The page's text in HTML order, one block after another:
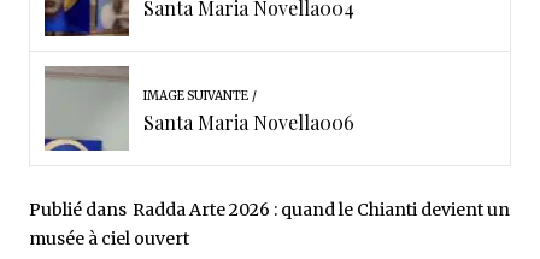
Santa Maria Novella004
IMAGE SUIVANTE
Santa Maria Novella006
Publié dans Radda Arte 2026 : quand le Chianti devient un
musée à ciel ouvert